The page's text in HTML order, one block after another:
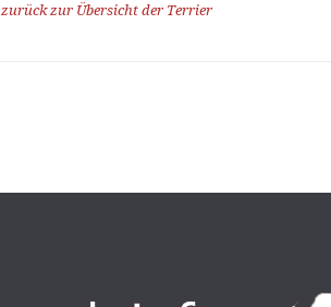
zurück zur Übersicht der Terrier